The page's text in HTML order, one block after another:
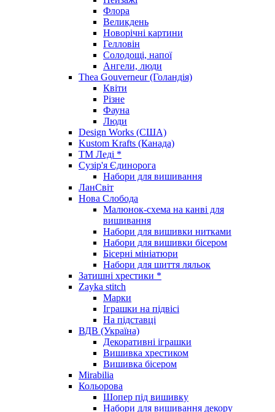
Флора
Великдень
Новорічні картини
Гелловін
Солодощі, напої
Ангели, люди
Thea Gouverneur (Голандія)
Квіти
Різне
Фауна
Люди
Design Works (США)
Kustom Krafts (Канада)
ТМ Леді *
Сузір'я Єдинорога
Набори для вишивання
ЛанСвіт
Нова Слобода
Малюнок-схема на канві для
вишивання
Набори для вишивки нитками
Набори для вишивки бісером
Бісерні мініатюри
Набори для шиття ляльок
Затишні хрестики *
Zayka stitch
Марки
Іграшки на підвісі
На підставці
ВДВ (Україна)
Декоративні іграшки
Вишивка хрестиком
Вишивка бісером
Mirabilia
Кольорова
Шопер під вишивку
Набори для вишивання декору